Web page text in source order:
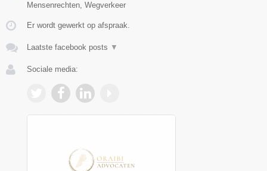
Mensenrechten, Wegverkeer
Er wordt gewerkt op afspraak.
Laatste facebook posts ▼
Sociale media: